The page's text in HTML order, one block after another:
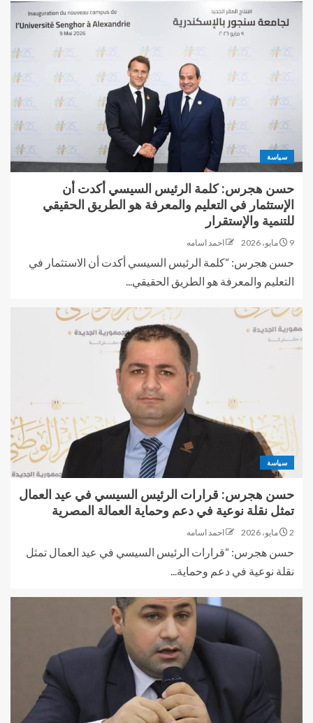
سياسة
حسن هجرس: كلمة الرئيس السيسي أكدت أن
الإستثمار في التعليم والمعرفة هو الطريق الحقيقي
للتنمية والإستقرار
9 مايو، 2026 احمد اسامه
حسن هجرس: “كلمة الرئيس السيسي أكدت أن الاستثمار في
التعليم والمعرفة هو الطريق الحقيقي...
سياسة
حسن هجرس: قرارات الرئيس السيسي في عيد العمال
تمثل نقلة نوعية في دعم وحماية العمالة المصرية
2 مايو، 2026 احمد اسامه
حسن هجرس: “قرارات الرئيس السيسي في عيد العمال تمثل
نقلة نوعية في دعم وحماية...